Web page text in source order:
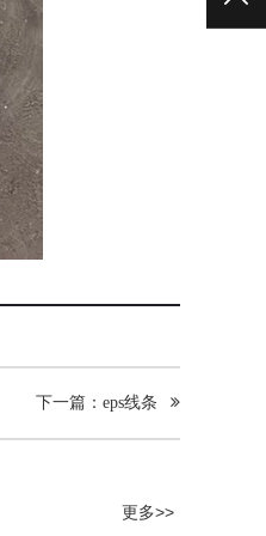
下一篇：eps线条
更多>>